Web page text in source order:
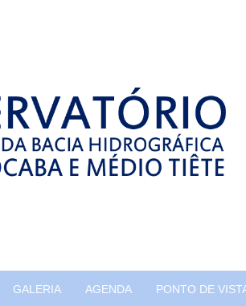
GALERIA AGENDA PONTO DE